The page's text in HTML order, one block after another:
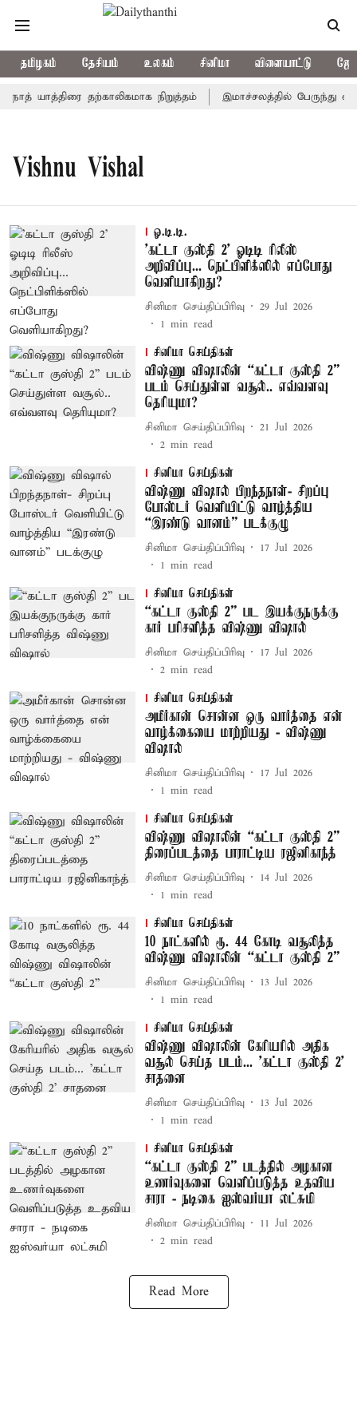
தமிழகம் தேசியம் உலகம் சினிமா விளையாட்டு
யாத்திரை தற்காலிகமாக நிறுத்தம் இமாச்சலத்தில் பேருந்து
Vishnu Vishal
ஓ.டி.டி.
'கட்டா குஸ்தி 2' ஓடிடி ரிலீஸ்
அறிவிப்பு... நெட்பிளிக்ஸில் எப்போது
வெளியாகிறது?
சினிமா செய்திப்பிரிவு
29 Jul 2026
1 min read
சினிமா செய்திகள்
விஷ்ணு விஷாலின் “கட்டா குஸ்தி 2”
படம் செய்துள்ள வசூல்.. எவ்வளவு
தெரியுமா?
சினிமா செய்திப்பிரிவு
21 Jul 2026
2 min read
சினிமா செய்திகள்
விஷ்ணு விஷால் பிறந்தநாள்- சிறப்பு
போஸ்டர் வெளியிட்டு வாழ்த்திய
“இரண்டு வானம்” படக்குழு
சினிமா செய்திப்பிரிவு
17 Jul 2026
1 min read
சினிமா செய்திகள்
“கட்டா குஸ்தி 2” பட இயக்குநருக்கு
கார் பரிசளித்த விஷ்ணு விஷால்
சினிமா செய்திப்பிரிவு
17 Jul 2026
2 min read
சினிமா செய்திகள்
அமீர்கான் சொன்ன ஒரு வார்த்தை என்
வாழ்க்கையை மாற்றியது - விஷ்ணு
விஷால்
சினிமா செய்திப்பிரிவு
17 Jul 2026
1 min read
சினிமா செய்திகள்
விஷ்ணு விஷாலின் “கட்டா குஸ்தி 2”
திரைப்படத்தை பாராட்டிய ரஜினிகாந்த்
சினிமா செய்திப்பிரிவு
14 Jul 2026
1 min read
சினிமா செய்திகள்
10 நாட்களில் ரூ. 44 கோடி வசூலித்த
விஷ்ணு விஷாலின் “கட்டா குஸ்தி 2”
சினிமா செய்திப்பிரிவு
13 Jul 2026
1 min read
சினிமா செய்திகள்
விஷ்ணு விஷாலின் கேரியரில் அதிக
வசூல் செய்த படம்... 'கட்டா குஸ்தி 2'
சாதனை
சினிமா செய்திப்பிரிவு
13 Jul 2026
1 min read
சினிமா செய்திகள்
“கட்டா குஸ்தி 2” படத்தில் அழகான
உணர்வுகளை வெளிப்படுத்த உதவிய
சாரா - நடிகை ஐஸ்வர்யா லட்சுமி
சினிமா செய்திப்பிரிவு
11 Jul 2026
2 min read
Read More